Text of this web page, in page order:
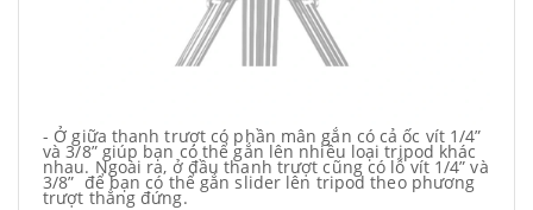
- Ở giữa thanh trượt có phần mân gắn có cả ốc vít 1/4”
và 3/8” giúp bạn có thể gắn lên nhiều loại tripod khác
nhau. Ngoài ra, ở đầu thanh trượt cũng có lỗ vít 1/4” và
3/8” để bạn có thể gắn slider lên tripod theo phương
trượt thẳng đứng.